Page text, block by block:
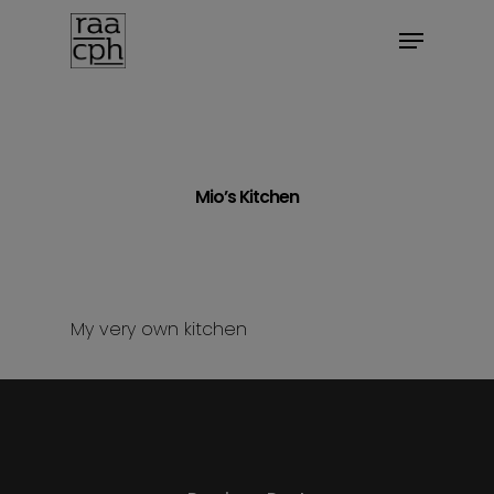
BOOK MØDE
Mio’s Kitchen
My very own kitchen